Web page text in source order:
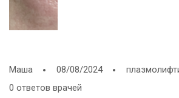
скулы под скулой вообще нет жира
внутренний ожог, в результате
жировой пакет как будто сжался и
Маша 08/08/2024
0 ответов врачей